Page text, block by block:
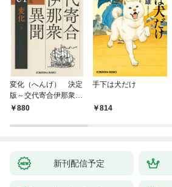
変化（へんげ） 決定
版～交代寄合伊那衆異
聞（1）～
880
手下は犬だけ
814
新刊配信予定